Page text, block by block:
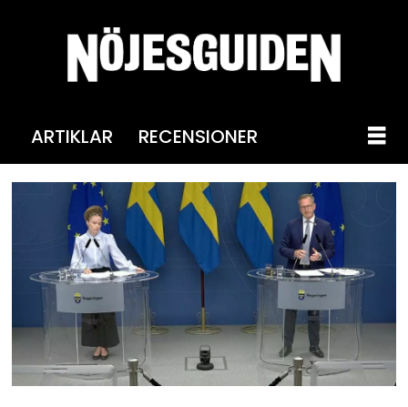
ARTIKLAR RECENSIONER